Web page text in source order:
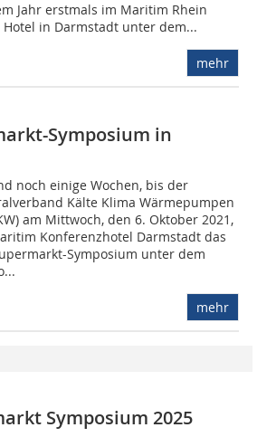
Jahr erstmals im Maritim Rhein
Hotel in Darmstadt unter dem...
mehr
Symposium in
noch einige Wochen, bis der
Kälte Klima Wärmepumpen
am Mittwoch, den 6. Oktober 2021,
Konferenzhotel Darmstadt das
Symposium unter dem
mehr
Symposium 2025